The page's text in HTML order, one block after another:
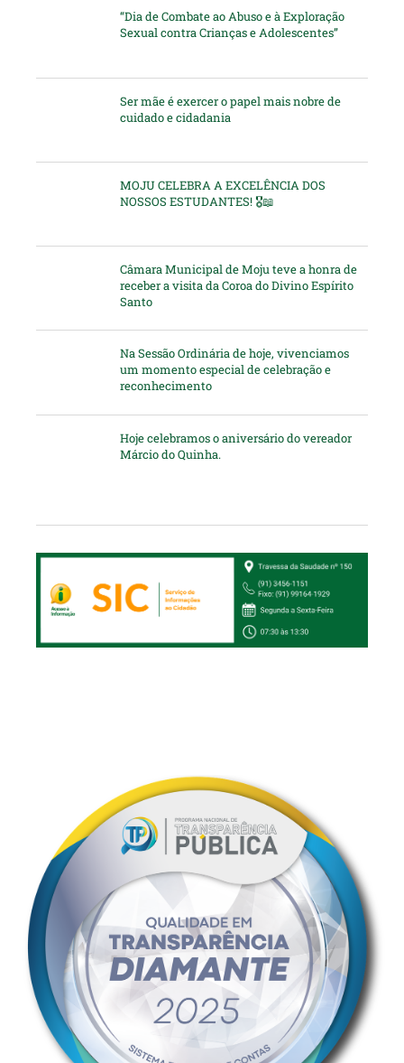
“Dia de Combate ao Abuso e à Exploração
Sexual contra Crianças e Adolescentes”
Ser mãe é exercer o papel mais nobre de
cuidado e cidadania
MOJU CELEBRA A EXCELÊNCIA DOS
NOSSOS ESTUDANTES! 🎖️📖
Câmara Municipal de Moju teve a honra de
receber a visita da Coroa do Divino Espírito
Santo
Na Sessão Ordinária de hoje, vivenciamos
um momento especial de celebração e
reconhecimento
Hoje celebramos o aniversário do vereador
Márcio do Quinha.